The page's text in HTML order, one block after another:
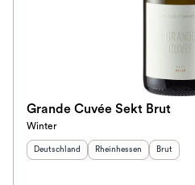
Grande Cuvée Sekt Brut
Winter
Herkunftsland
Deutschland Herkunftsregion
Rheinhessen Geschmack
Brut